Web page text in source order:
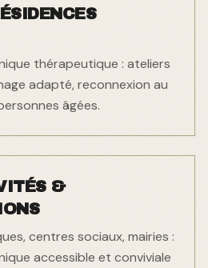
thérapeutique : ateliers
adapté, reconnexion au
âgées.
&
centres sociaux, mairies :
accessible et conviviale